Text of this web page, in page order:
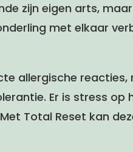
zijn eigen arts,
met elkaar
allergische
Er is stress op
Total Reset kan